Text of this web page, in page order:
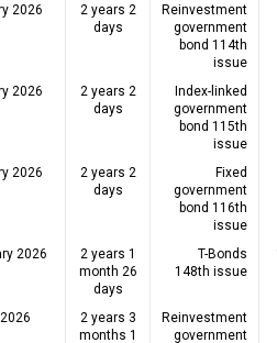
2026
2 years 2
days
Reinvestment
government
bond 114th
issue
2026
2 years 2
days
Index-linked
government
bond 115th
issue
2026
2 years 2
days
Fixed
government
bond 116th
issue
2026
2 years 1
month 26
days
T-Bonds
148th issue
2 years 3
months 1
Reinvestment
government